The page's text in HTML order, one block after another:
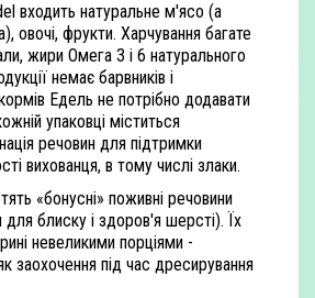
входить натуральне м'ясо (а
овочі, фрукти. Харчування багате
жири Омега 3 і 6 натурального
немає барвників і
Едель не потрібно додавати
упаковці міститься
речовин для підтримки
вихованця, в тому числі злаки.
«бонусні» поживні речовини
для блиску і здоров'я шерсті). Їх
невеликими порціями -
заохочення під час дресирування